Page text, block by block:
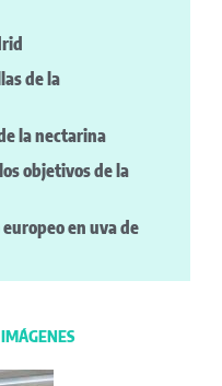
de la
la nectarina
objetivos de la
en uva de